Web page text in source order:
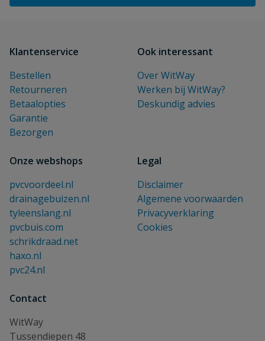
Klantenservice
Bestellen
Retourneren
Betaalopties
Garantie
Bezorgen
Ook interessant
Over WitWay
Werken bij WitWay?
Deskundig advies
Onze webshops
pvcvoordeel.nl
drainagebuizen.nl
tyleenslang.nl
pvcbuis.com
schrikdraad.net
haxo.nl
pvc24.nl
Legal
Disclaimer
Algemene voorwaarden
Privacyverklaring
Cookies
Contact
WitWay
Tussendiepen 48